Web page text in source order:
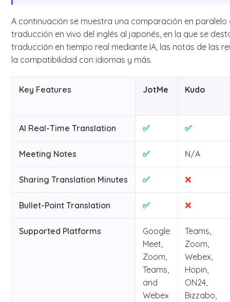
A continuación se muestra una comparación en
traducción en vivo del inglés al japonés, en la que se
traducción en tiempo real mediante IA, las notas de las
la compatibilidad con idiomas y más.
Key Features JotMe Kudo
AI Real-Time Translation ✅ ✅
Meeting Notes ✅ N/A
Sharing Translation Minutes ✅ ❌
Bullet-Point Translation ✅ ❌
Supported Platforms
Google
Meet,
Zoom,
Teams,
and
Webex
Teams,
Zoom,
Webex,
Hopin,
ON24,
Bizzabo,